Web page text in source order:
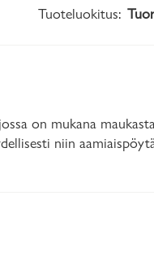
Tuoteluokitus:
on mukana
niin